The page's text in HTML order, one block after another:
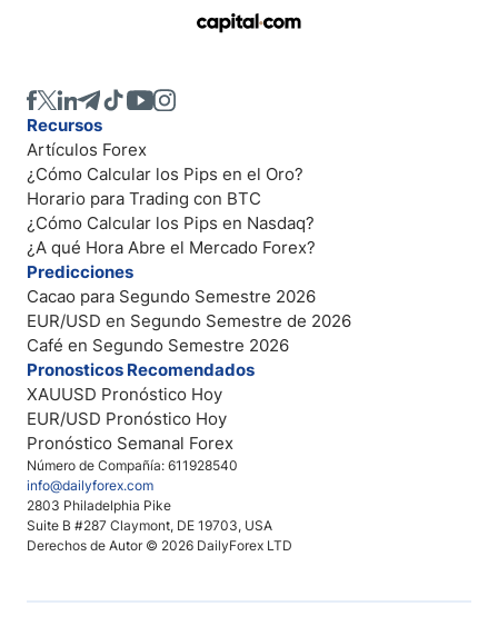
Número de Compañía: 611928540
info@dailyforex.com
2803 Philadelphia Pike
Suite B #287 Claymont, DE 19703, USA
Derechos de Autor © 2026 DailyForex LTD
Recursos
Artículos Forex
¿Cómo Calcular los Pips en el Oro?
Horario para Trading con BTC
¿Cómo Calcular los Pips en Nasdaq?
¿A qué Hora Abre el Mercado Forex?
Predicciones
Cacao para Segundo Semestre 2026
EUR/USD en Segundo Semestre de 2026
Café en Segundo Semestre 2026
Pronosticos Recomendados
XAUUSD Pronóstico Hoy
EUR/USD Pronóstico Hoy
Pronóstico Semanal Forex